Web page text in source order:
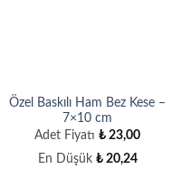
Özel Baskılı Ham Bez Kese –
7×10 cm
Adet Fiyatı ₺ 23,00
En Düşük ₺20,24